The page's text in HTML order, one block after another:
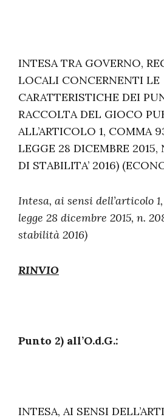
INTESA TRA GOVERNO,
LOCALI CONCERNENTI LE
CARATTERISTICHE DEI
RACCOLTA DEL GIOCO
ALL’ARTICOLO 1, COMMA
LEGGE 28 DICEMBRE 2015,
DI STABILITA’ 2016)
Intesa, ai sensi dell’articolo
legge 28 dicembre 2015, n.
stabilità 2016)
RINVIO
Punto 2) all’O.d.G.:
INTESA, AI SENSI